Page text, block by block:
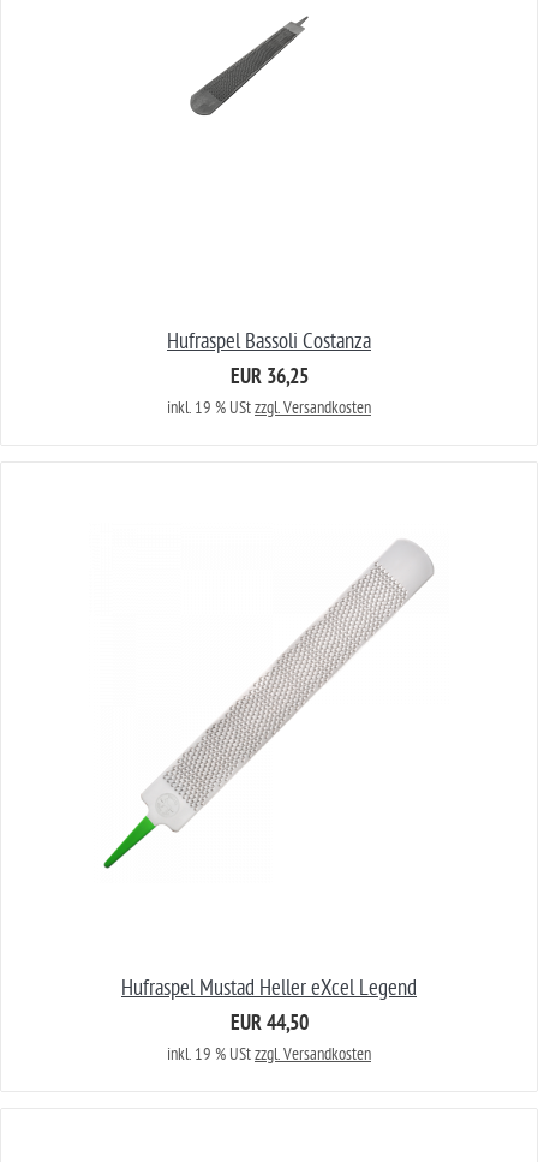
Hufraspel Bassoli Costanza
EUR 36,25
inkl. 19 % UStzzgl. Versandkosten
Hufraspel Mustad Heller eXcel Legend
EUR 44,50
inkl. 19 % UStzzgl. Versandkosten